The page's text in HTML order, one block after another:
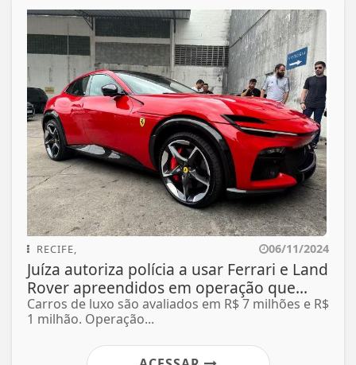
RECIFE, 06/11/2024
Juíza autoriza polícia a usar Ferrari e Land
Rover apreendidos em operação que...
Carros de luxo são avaliados em R$ 7 milhões e R$
1 milhão. Operação...